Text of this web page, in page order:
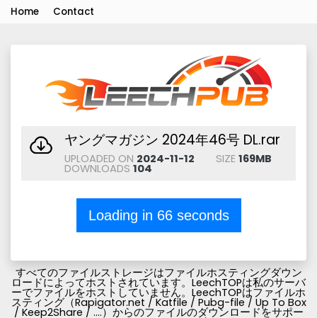
Home Contact
ヤングマガジン 2024年46号 DL.rar
UPLOADED ON 2024-11-12 SIZE 169MB
DOWNLOADS 104
Loading in 66seconds
すべてのファイルストレージはファイルホスティングダウン
ロードによってホストされています。LeechTOPは私のサーバ
ーでファイルをホストしていません。LeechTOPはファイルホ
スティング（Rapigator.net / Katfile / Pubg-file / Up To Box
/ Keep2Share / ....）からのファイルのダウンロードをサポー